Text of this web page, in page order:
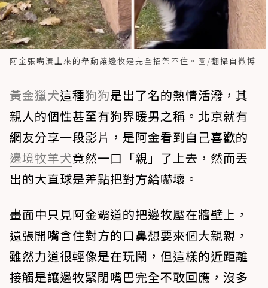
阿金張嘴湊上來的舉動讓邊牧是完全招架不住。圖/翻攝自微博
黃金獵犬這種狗狗是出了名的熱情活潑，其
親人的個性甚至有狗界暖男之稱。北京就有
網友分享一段影片，是阿金看到自己喜歡的
邊境牧羊犬竟然一口「親」了上去，然而丟
出的大直球是差點把對方給嚇壞。
畫面中只見阿金霸道的把邊牧壓在牆壁上，
還張開嘴含住對方的口鼻想要來個大親親，
雖然力道很輕像是在玩鬧，但這樣的近距離
接觸是讓邊牧緊閉嘴巴完全不敢回應，沒多